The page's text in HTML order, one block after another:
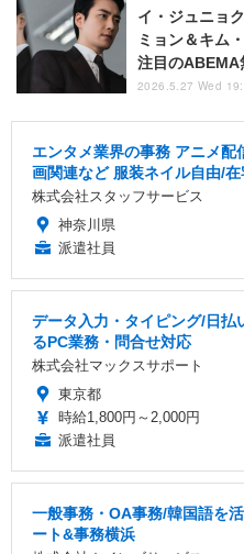
イ・ジュニョ
ミョン＆キム
注目のABEMA
2026.5.27 Wed
エンタメ業界の事務 アニメ
画関連など 服装ネイル自由/在
株式会社スタッフサービス
神奈川県
派遣社員
データ入力・タイピング/日払
るPC業務・問合せ対応
株式会社マックスサポート
東京都
時給1,800円～2,000円
派遣社員
一般事務・OA事務/韓国語を
ート&事務横浜